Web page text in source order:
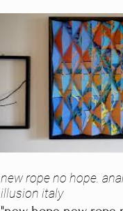
new rope no hope.
illusion italy